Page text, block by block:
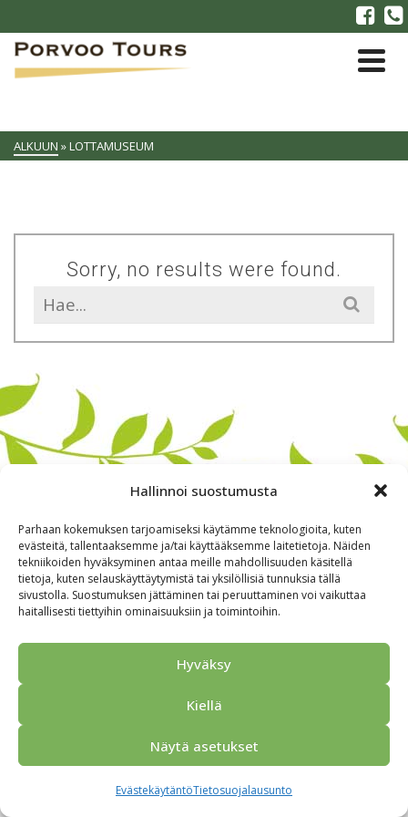
Hallinnoi suostumusta
Parhaan kokemuksen tarjoamiseksi käytämme teknologioita, kuten
evästeitä, tallentaaksemme ja/tai käyttääksemme laitetietoja. Näiden
tekniikoiden hyväksyminen antaa meille mahdollisuuden käsitellä
tietoja, kuten selauskäyttäytymistä tai yksilöllisiä tunnuksia tällä
sivustolla. Suostumuksen jättäminen tai peruuttaminen voi vaikuttaa
haitallisesti tiettyihin ominaisuuksiin ja toimintoihin.
Hyväksy
Kiellä
Näytä asetukset
EvästekäytäntöTietosuojalausunto
ALKUUN »LOTTAMUSEUM
Sorry, no results were found.
Search
for:
Alkuun Ryhmille Kokous & Ohjelmat
Yhteistyökumppanit
Tarjouspyyntö
Anna palautetta
Tietosuojaseloste
© 2026 Porvoo Tours - matkanjärjestäjä / FPW